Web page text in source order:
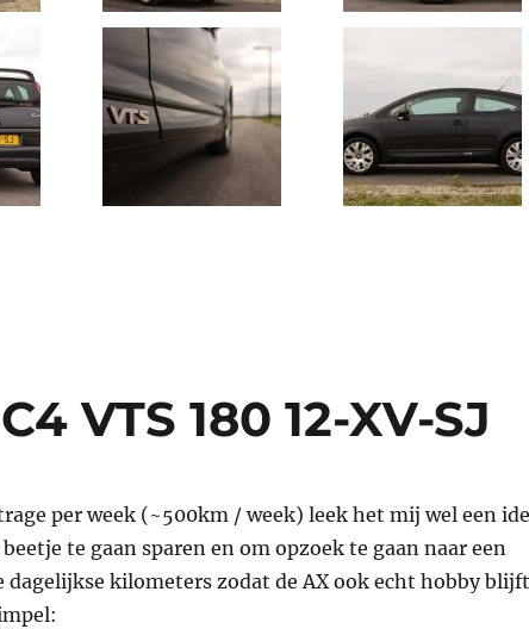
VTS 180 12-XV-SJ
per week (~500km / week) leek het mij wel een
beetje te gaan sparen en om opzoek te gaan naar een
dagelijkse kilometers zodat de AX ook echt hobby